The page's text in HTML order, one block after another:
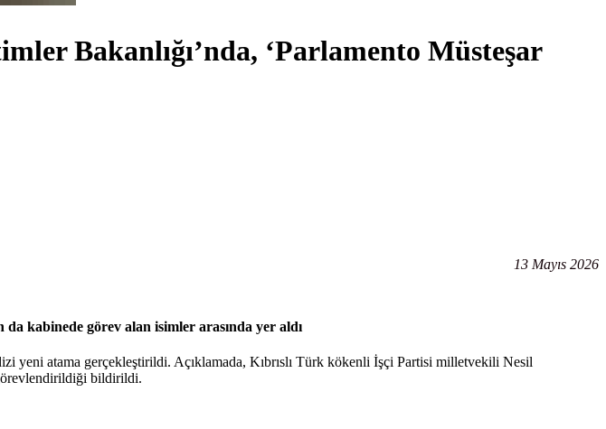
Bakanlığı’nda, ‘Parlamento Müsteşar
13 Mayıs 2026
kabinede görev alan isimler arasında yer aldı
yeni atama gerçekleştirildi. Açıklamada, Kıbrıslı Türk kökenli İşçi Partisi milletvekili Nesil
görevlendirildiği bildirildi.